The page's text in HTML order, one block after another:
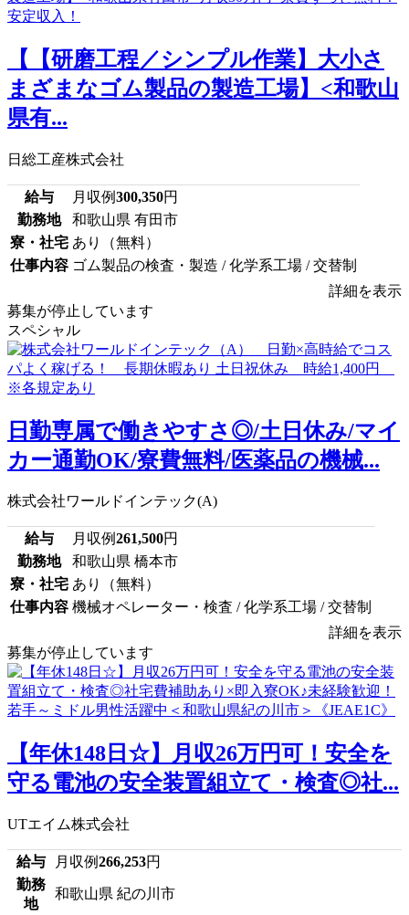
【【研磨工程／シンプル作業】大小さ
まざまなゴム製品の製造工場】<和歌山
県有...
日総工産株式会社
給与 月収例300,350円
勤務地
和歌山県 有田市
寮・社宅 あり（無料）
仕事内容 ゴム製品の検査・製造 / 化学系工場 / 交替制
詳細を表示
募集が停止しています
スペシャル
日勤専属で働きやすさ◎/土日休み/マイ
カー通勤OK/寮費無料/医薬品の機械...
株式会社ワールドインテック(A)
給与 月収例261,500円
勤務地
和歌山県 橋本市
寮・社宅 あり（無料）
仕事内容 機械オペレーター・検査 / 化学系工場 / 交替制
詳細を表示
募集が停止しています
【年休148日☆】月収26万円可！安全を
守る電池の安全装置組立て・検査◎社...
UTエイム株式会社
給与 月収例266,253円
勤務
地
和歌山県 紀の川市